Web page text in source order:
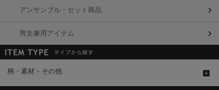
アンサンブル・セット商品
男女兼用アイテム
柄・素材・その他